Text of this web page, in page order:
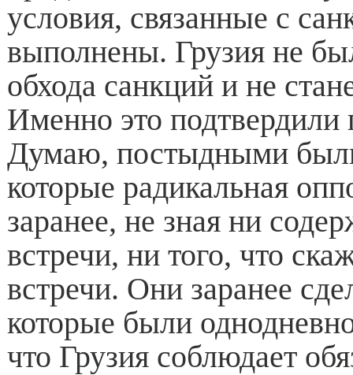
условия, связанные с
выполнены. Грузия не
обхода санкций и не
Именно это подтвердили
Думаю, постыдными
которые радикальная
заранее, не зная ни
встречи, ни того, что
встречи. Они заранее
которые были
что Грузия соблюдает